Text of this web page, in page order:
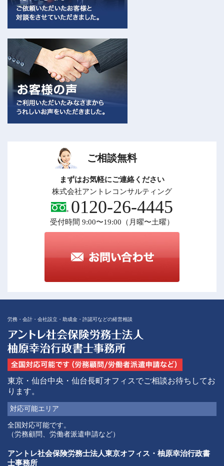
ご相談無料
まずはお気軽にご連絡ください
株式会社アントレコンサルティング
0120-26-4445
受付時間 9:00〜19:00（月曜〜土曜）
労務・会計・会社設立・助成金・許認可などの経営相談
東京・仙台中央・仙台長町オフィスでご相談お待ちしてお
ります。
対応可能エリア
全国対応可能です。
（労務顧問、労働者派遣申請など）
アントレ社会保険労務士法人東京オフィス・柚原幸治行政書
士事務所